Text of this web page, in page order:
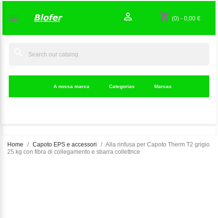
 shopping_cart (0) -0,00 €

A nossa marca Categorias Marcas
Home Capoto EPS e accessori
Alla rinfusa per Capoto Therm T2 grigio
25 kg con fibra di collegamento e sbarra collettrice